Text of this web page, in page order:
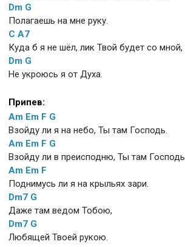
Dm G
Полагаешь на мне руку.
C A7
Куда б я не шёл, лик Твой будет со мной,
Dm G
Не укроюсь я от Духа.
Припев:
Am Em F G
Взойду ли я на небо, Ты там Господь.
Am Em F G
Взойду ли в преисподню, Ты там Господь.
Am Em F
Поднимусь ли я на крыльях зари.
Dm7 G
Даже там ведом Тобою,
Dm7 G
Любящей Твоей рукою.